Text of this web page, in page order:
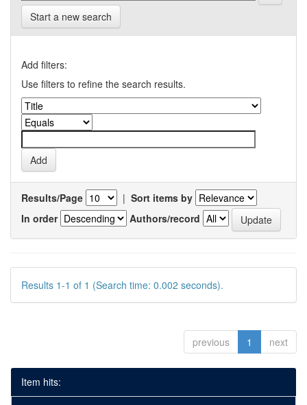
Start a new search
Add filters:
Use filters to refine the search results.
Results/Page | Sort items by
In order
Authors/record
Results 1-1 of 1 (Search time: 0.002 seconds).
previous 1 next
Item hits: